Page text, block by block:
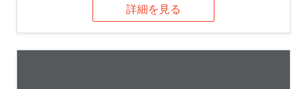
詳細を見る